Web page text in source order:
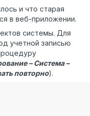
и что старая
в веб-приложении.
системы. Для
учетной записью
– Система –
повторно).